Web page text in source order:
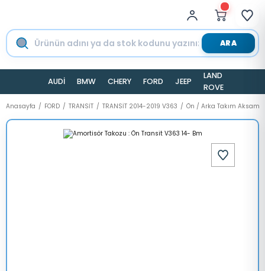
ARA
AUDİ BMW CHERY FORD JEEP
LAND
ROVER
Anasayfa FORD TRANSİT TRANSİT 2014-2019 V363 Ön / Arka Takım Aksamı